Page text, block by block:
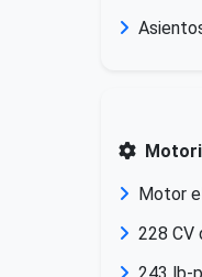
Motor
228 CV
243 lb-